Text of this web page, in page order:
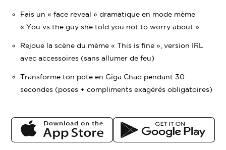
Fais un « face reveal » dramatique en mode mème
« You vs the guy she told you not to worry about »
Rejoue la scène du mème « This is fine » , version IRL
avec accessoires (sans allumer de feu)
Transforme ton pote en Giga Chad pendant 30
secondes (poses + compliments exagérés obligatoires)